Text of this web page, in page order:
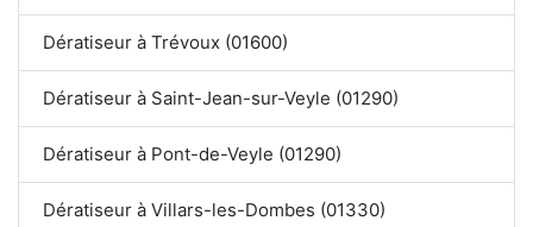
Dératiseur à Trévoux (01600)
Dératiseur à Saint-Jean-sur-Veyle (01290)
Dératiseur à Pont-de-Veyle (01290)
Dératiseur à Villars-les-Dombes (01330)